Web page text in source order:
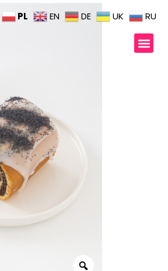
PL EN DE UK RU